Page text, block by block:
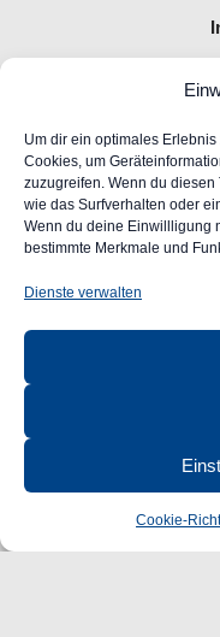
Um dir ein optimales
Cookies, um
zuzugreifen. Wenn du
wie das Surfverhalten oder
Wenn du deine Einwillligung
bestimmte Merkmale und
Dienste verwalten
Cookie-
Unser
Ansprechpartner
CLASSIC
Robert-Bunsen-Str. 1
Öffnungszeiten:
Mo–Do 09:00–16:00 Uhr